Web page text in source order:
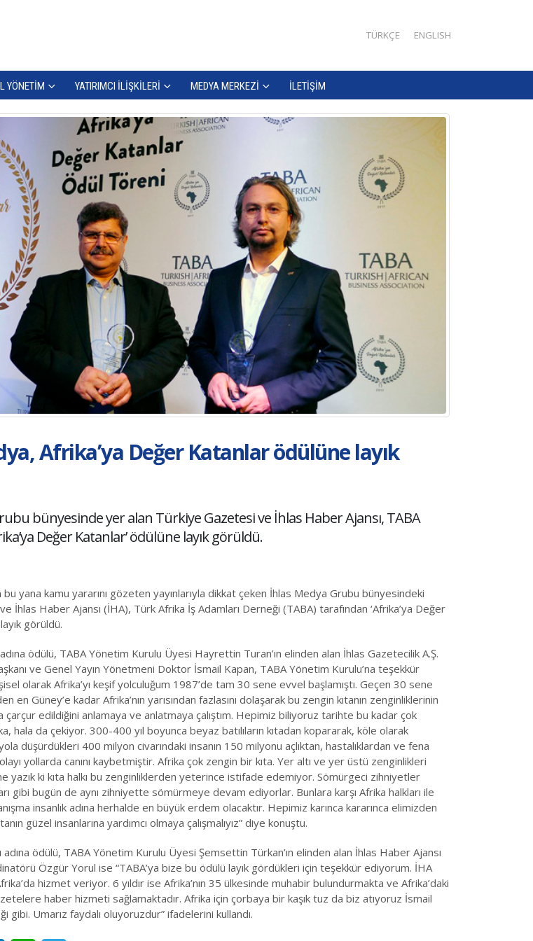
TÜRKÇE ENGLISH
YÖNETIM YATIRIMCI İLIŞKILERI MEDYA MERKEZI İLETIŞIM
Afrika’ya Değer Katanlar ödülüne layık
bünyesinde yer alan Türkiye Gazetesi ve İhlas Haber Ajansı, TABA
Değer Katanlar’ ödülüne layık görüldü.
yana kamu yararını gözeten yayınlarıyla dikkat çeken İhlas Medya Grubu bünyesindeki
İhlas Haber Ajansı (İHA), Türk Afrika İş Adamları Derneği (TABA) tarafından ‘Afrika’ya Değer
görüldü.
ödülü, TABA Yönetim Kurulu Üyesi Hayrettin Turan’ın elinden alan İhlas Gazetecilik A.Ş.
ve Genel Yayın Yönetmeni Doktor İsmail Kapan, TABA Yönetim Kurulu’na teşekkür
olarak Afrika’yı keşif yolculuğum 1987’de tam 30 sene evvel başlamıştı. Geçen 30 sene
en Güney’e kadar Afrika’nın yarısından fazlasını dolaşarak bu zengin kıtanın zenginliklerinin
çarçur edildiğini anlamaya ve anlatmaya çalıştım. Hepimiz biliyoruz tarihte bu kadar çok
hala da çekiyor. 300-400 yıl boyunca beyaz batılıların kıtadan kopararak, köle olarak
düşürdükleri 400 milyon civarındaki insanın 150 milyonu açlıktan, hastalıklardan ve fena
yollarda canını kaybetmiştir. Afrika çok zengin bir kıta. Yer altı ve yer üstü zenginlikleri
yazık ki kıta halkı bu zenginliklerden yeterince istifade edemiyor. Sömürgeci zihniyetler
gibi bugün de aynı zihniyette sömürmeye devam ediyorlar. Bunlara karşı Afrika halkları ile
insanlık adına herhalde en büyük erdem olacaktır. Hepimiz karınca kararınca elimizden
güzel insanlarına yardımcı olmaya çalışmalıyız” diye konuştu.
adına ödülü, TABA Yönetim Kurulu Üyesi Şemsettin Türkan’ın elinden alan İhlas Haber Ajansı
Özgür Yorul ise “TABA’ya bize bu ödülü layık gördükleri için teşekkür ediyorum. İHA
hizmet veriyor. 6 yıldır ise Afrika’nın 35 ülkesinde muhabir bulundurmakta ve Afrika’daki
haber hizmeti sağlamaktadır. Afrika için çorbaya bir kaşık tuz da biz atıyoruz İsmail
gibi. Umarız faydalı oluyoruzdur” ifadelerini kullandı.